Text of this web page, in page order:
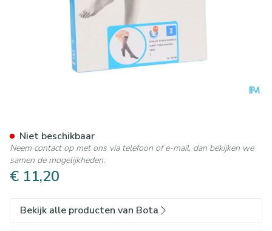
€ 11,20
Niet beschikbaar
Neem contact op met ons via telefoon of e-mail, dan bekijken we
samen de mogelijkheden.
Bekijk alle producten van Bota